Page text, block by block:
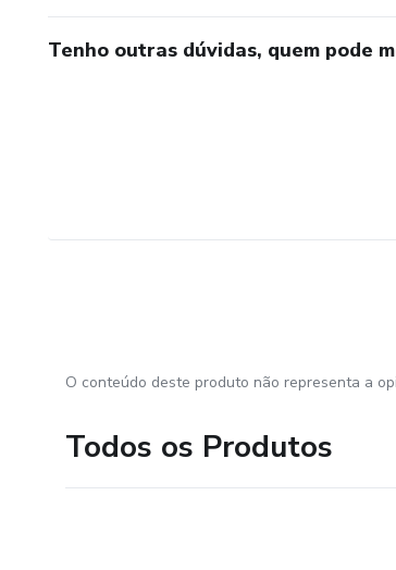
Tenho outras dúvidas, quem pode
O conteúdo deste produto não representa a
Todos os Produtos